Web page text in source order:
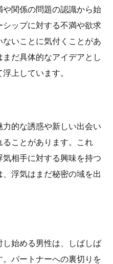
関係の問題の認識から始
シップに対する不満や欲求
いことに気付くことがあ
だ具体的なアイデアとし
上しています。
的な誘惑や新しい出会い
ことがあります。これ
相手に対する興味を持つ
浮気はまだ秘密の域を出
始める男性は、しばしば
パートナーへの裏切りを